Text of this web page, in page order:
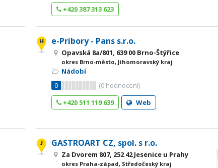
+420 387 313 623
e-Pribory - Pans s.r.o.
Opavská 8a/801, 639 00 Brno-Štýřice
okres Brno-město, Jihomoravský kraj
Nádobí
0
(0 hodnocení)
+420 511 119 639
Web
GASTROART CZ, spol. s r.o.
Za Dvorem 807, 252 42 Jesenice u Prahy
okres Praha-západ, Středočeský kraj